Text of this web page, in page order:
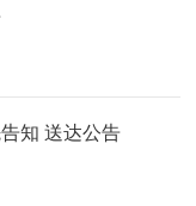
知 送达公告